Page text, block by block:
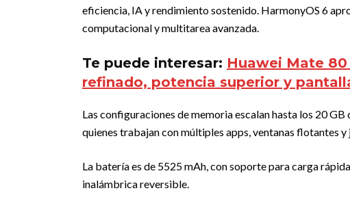
eficiencia, IA y rendimiento sostenido. HarmonyOS 6
computacional y multitarea avanzada.
Te puede interesar: Huawei Mate
refinado, potencia superior y
Las configuraciones de memoria escalan hasta los 20
quienes trabajan con múltiples apps, ventanas flotantes
La batería es de 5525 mAh, con soporte para carga
inalámbrica reversible.